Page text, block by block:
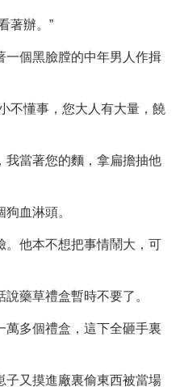
著辦。”
一個黑臉膛的中年男人作揖
不懂事，您大人有大量，饒
我當著您的麵，拿扁擔抽他
血淋頭。
。他本不想把事情鬧大，可
藥草禮盒暫時不要了。
萬多個禮盒，這下全砸手裏
子又摸進廠裏偷東西被當場